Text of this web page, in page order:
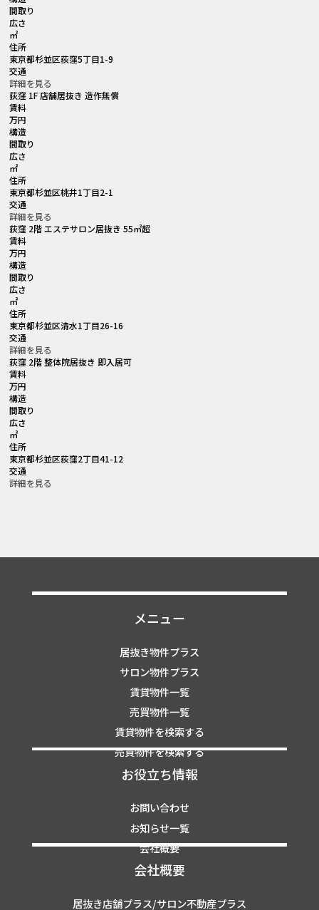
間取り
広さ
㎡
住所
東京都杉並区荻窪5丁目1-9
交通
詳細を見る
荻窪 1F 店舗居抜き 造作無償
賃料
万円
構造
間取り
広さ
㎡
住所
東京都杉並区桃井1丁目2-1
交通
詳細を見る
荻窪 2階 エステサロン居抜き 55㎡超
賃料
万円
構造
間取り
広さ
㎡
住所
東京都杉並区清水1丁目26-16
交通
詳細を見る
荻窪 2階 整体院居抜き 即入居可
賃料
万円
構造
間取り
広さ
㎡
住所
東京都杉並区荻窪2丁目41-12
交通
詳細を見る
メニュー
居抜き物件プラス
サロン物件プラス
賃貸物件一覧
売買物件一覧
賃貸物件を検索する
売買物件を検索する
お役立ち情報
お問い合わせ
お知らせ一覧
会社概要
会社概要
居抜き店舗プラス/サロン不動産プラス